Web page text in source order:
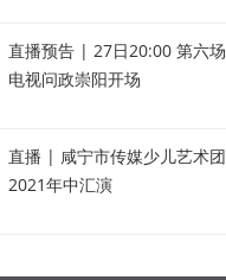
直播预告 | 27日20:00 第六场
电视问政崇阳开场
直播 | 咸宁市传媒少儿艺术团
2021年中汇演